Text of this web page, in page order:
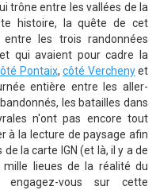
trône entre les vallées de la
histoire, la quête de cet
les trois randonnées
qui avaient pour cadre la
Pontaix,côté Verchenyet
entière entre les aller-
les batailles dans
n'ont pas encore tout
à la lecture de paysage afin
la carte IGN (et là, il y a de
lieues de la réalité du
vous sur cette